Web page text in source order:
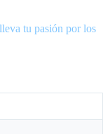
tu pasión por los